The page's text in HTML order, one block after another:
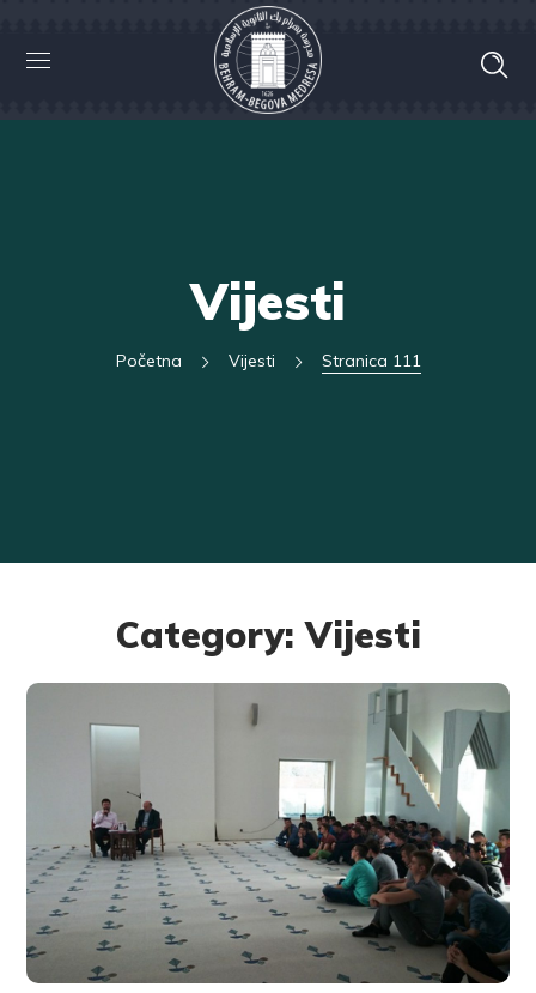
Vijesti
Početna Vijesti Stranica 111
Category: Vijesti